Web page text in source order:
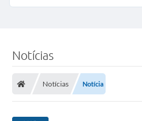
Notícias
Notícias Notícia